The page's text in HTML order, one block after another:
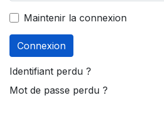
Maintenir la connexion
Connexion
Identifiant perdu ?
Mot de passe perdu ?